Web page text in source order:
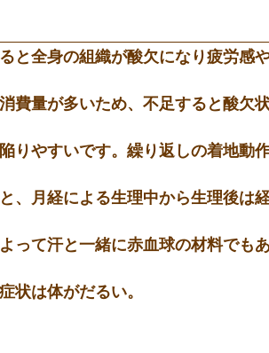
と全身の組織が酸欠になり疲労感
費量が多いため、不足すると酸欠
りやすいです。繰り返しの着地動
、月経による生理中から生理後は
って汗と一緒に赤血球の材料でも
状は体がだるい。